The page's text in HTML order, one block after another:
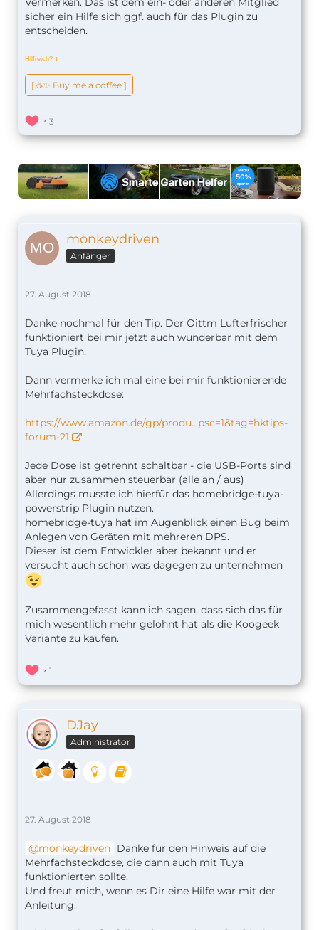
sicher ein Hilfe sich ggf. auch für das Plugin zu
entscheiden.
Hilfreich? ↆ
[ ☕️✨ Buy me a coffee ]
3
monkeydriven
Anfänger
27. August 2018
Danke nochmal für den Tip. Der Oittm Lufterfrischer
funktioniert bei mir jetzt auch wunderbar mit dem
Tuya Plugin.
Dann vermerke ich mal eine bei mir funktionierende
Mehrfachsteckdose:
https://www.amazon.de/gp/produ…psc=1&tag=hktips-
forum-21
Jede Dose ist getrennt schaltbar - die USB-Ports sind
aber nur zusammen steuerbar (alle an / aus)
Allerdings musste ich hierfür das homebridge-tuya-
powerstrip Plugin nutzen.
homebridge-tuya hat im Augenblick einen Bug beim
Anlegen von Geräten mit mehreren DPS.
Dieser ist dem Entwickler aber bekannt und er
versucht auch schon was dagegen zu unternehmen
Zusammengefasst kann ich sagen, dass sich das für
mich wesentlich mehr gelohnt hat als die Koogeek
Variante zu kaufen.
1
DJay
Administrator
27. August 2018
monkeydriven Danke für den Hinweis auf die
Mehrfachsteckdose, die dann auch mit Tuya
funktionierten sollte.
Und freut mich, wenn es Dir eine Hilfe war mit der
Anleitung.